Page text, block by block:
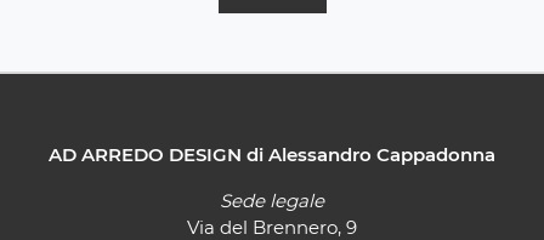
AD ARREDO DESIGN di Alessandro Cappadonna
Sede legale
Via del Brennero, 9